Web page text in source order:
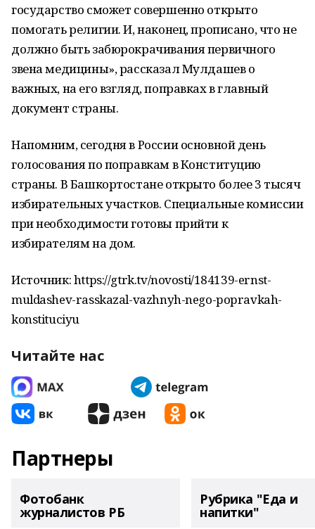
государство сможет совершенно открыто
помогать религии. И, наконец, прописано, что не
должно быть забюрокрачивания первичного
звена медицины», рассказал Мулдашев о
важных, на его взгляд, поправках в главный
документ страны.
Напомним, сегодня в России основной день
голосования по поправкам в Конституцию
страны. В Башкортостане открыто более 3 тысяч
избирательных участков. Специальные комиссии
при необходимости готовы прийти к
избирателям на дом.
Источник: https://gtrk.tv/novosti/184139-ernst-
muldashev-rasskazal-vazhnyh-nego-popravkah-
konstituciyu
Читайте нас
Партнеры
Фотобанк
журналистов РБ
Рубрика "Еда и
напитки"